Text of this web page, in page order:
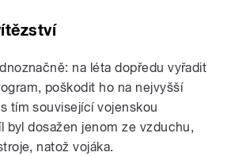
na léta dopředu vyřadit
poškodit ho na nejvyšší
tím související vojenskou
byl dosažen jenom ze vzduchu,
natož vojáka.